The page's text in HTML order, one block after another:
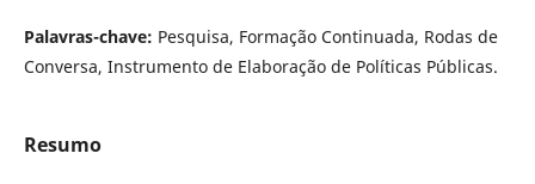
Palavras-chave: Pesquisa, Formação Continuada, Rodas de
Conversa, Instrumento de Elaboração de Políticas Públicas.
Resumo